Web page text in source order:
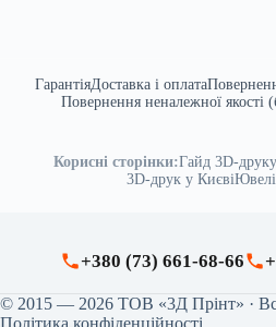
ГарантіяДоставка і оплата
Повернення неналежної якості
Корисні сторінки:Гайд 3D-друку
3D-друк у Києві
+380 (73) 661-68-66
© 2015 — 2026 ТОВ «3Д Прінт» ·
Політика конфіденційності